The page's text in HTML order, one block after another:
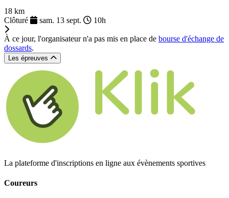
18 km
Clôturé
sam. 13 sept. 10h
À ce jour, l'organisateur n'a pas mis en place de bourse d'échange de
dossards.
Les épreuves
La plateforme d'inscriptions en ligne aux évènements sportives
Coureurs